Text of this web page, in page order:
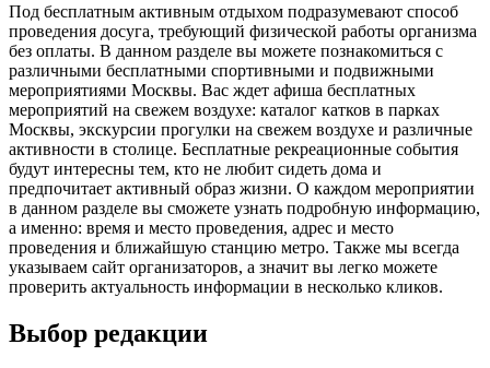
Под бесплатным активным отдыхом подразумевают способ
проведения досуга, требующий физической работы организма
без оплаты. В данном разделе вы можете познакомиться с
различными бесплатными спортивными и подвижными
мероприятиями Москвы. Вас ждет афиша бесплатных
мероприятий на свежем воздухе: каталог катков в парках
Москвы, экскурсии прогулки на свежем воздухе и различные
активности в столице. Бесплатные рекреационные события
будут интересны тем, кто не любит сидеть дома и
предпочитает активный образ жизни. О каждом мероприятии
в данном разделе вы сможете узнать подробную информацию,
а именно: время и место проведения, адрес и место
проведения и ближайшую станцию метро. Также мы всегда
указываем сайт организаторов, а значит вы легко можете
проверить актуальность информации в несколько кликов.
Выбор редакции